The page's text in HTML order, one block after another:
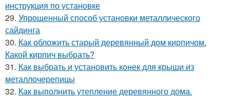
инструкция по установке
29. Упрощенный способ установки металлического
сайдинга
30. Как обложить старый деревянный дом кирпичом.
Какой кирпич выбрать?
31. Как выбрать и установить конек для крыши из
металлочерепицы
32. Как выполнить утепление деревянного дома.